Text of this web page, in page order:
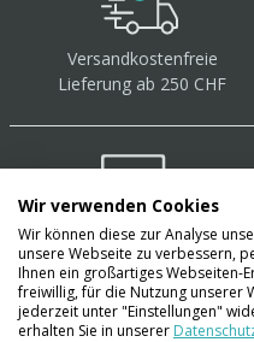
Versandkostenfreie
Lieferung ab 250 CHF
Über 40.000 Artikel auf
Lager
Wir verwenden Cookies
Wir können diese zur Analyse
unsere Webseite zu verbessern,
Ihnen ein großartiges Webseiten-
freiwillig, für die Nutzung unserer
jederzeit unter "Einstellungen"
erhalten Sie in unserer